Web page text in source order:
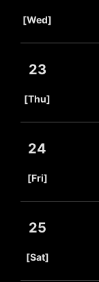
[Wed]
23
[Thu]
24
[Fri]
25
[Sat]